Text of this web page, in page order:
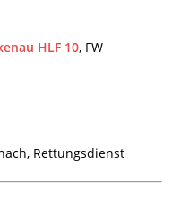
HLF 10, FW
Rettungsdienst